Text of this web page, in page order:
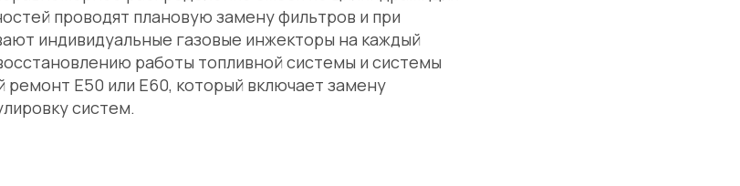
проводят плановую замену фильтров и при
индивидуальные газовые инжекторы на каждый
работы топливной системы и системы
ремонт Е50 или Е60, который включает замену
систем.